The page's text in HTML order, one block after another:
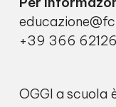
+39 366
OGGI a scuola